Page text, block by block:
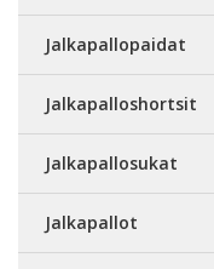
Jalkapallopaidat
Jalkapalloshortsit
Jalkapallosukat
Jalkapallot